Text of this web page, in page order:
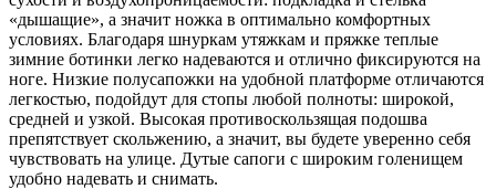
«дышащие», а значит ножка в оптимально комфортных
условиях. Благодаря шнуркам утяжкам и пряжке теплые
зимние ботинки легко надеваются и отлично фиксируются на
ноге. Низкие полусапожки на удобной платформе отличаются
легкостью, подойдут для стопы любой полноты: широкой,
средней и узкой. Высокая противоскользящая подошва
препятствует скольжению, а значит, вы будете уверенно себя
чувствовать на улице. Дутые сапоги с широким голенищем
удобно надевать и снимать.